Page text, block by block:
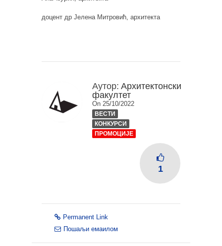
доцент др Јелена Митровић, архитектa
Аутор: Архитектонски
факултет
On 25/10/2022
ВЕСТИ
КОНКУРСИ
ПРОМОЦИЈЕ
1
Permanent Link
Пошаљи емаилом